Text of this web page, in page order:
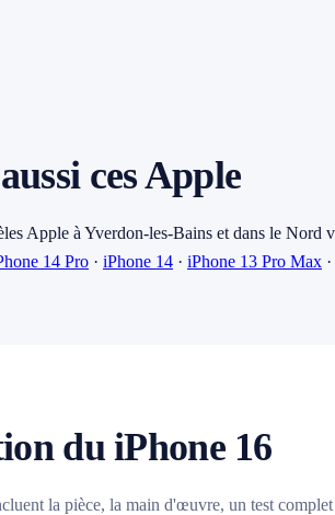
ces Apple
Apple à Yverdon-les-Bains et dans le Nord
14 Pro · iPhone 14 · iPhone 13 Pro Max ·
du iPhone 16
la pièce, la main d'œuvre, un test